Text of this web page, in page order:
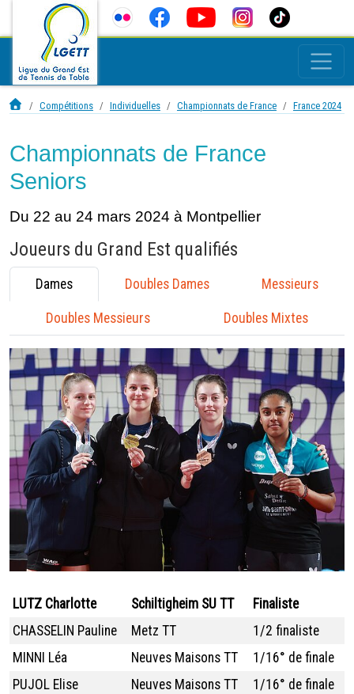
Compétitions Individuelles Championnats de France France 2024
Championnats de France
Seniors
Du 22 au 24 mars 2024 à Montpellier
Joueurs du Grand Est qualifiés
Dames Doubles Dames Messieurs
Doubles Messieurs Doubles Mixtes
LUTZ Charlotte Schiltigheim SU TT
Finaliste
CHASSELIN Pauline
Metz TT
1/2 finaliste
MINNI Léa
Neuves Maisons TT
1/16° de finale
PUJOL Elise
Neuves Maisons TT 1/16° de finale